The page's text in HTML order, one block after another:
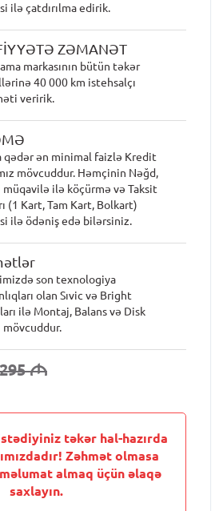
ilə çatdırılma edirik.
ZƏMANƏT
markasının bütün təkər
40 000 km istehsalçı
veririk.
qədər ən minimal faizlə Kredit
mövcuddur. Həmçinin Nəğd,
müqavilə ilə köçürmə və Taksit
(1 Kart, Tam Kart, Bolkart)
ilə ödəniş edə bilərsiniz.
son texnologiya
olan Sıvic və Bright
ilə Montaj, Balans və Disk
295M
təkər hal-hazırda
Zəhmət olmasa
almaq üçün əlaqə
saxlayın.